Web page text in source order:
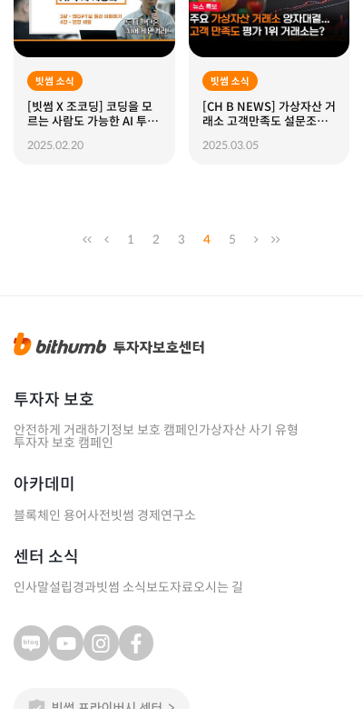
빗썸 소식
[빗썸 X 조코딩] 코딩을 모
르는 사람도 가능한 AI 투자
EP.2 챗GPT로 원래 이해하
2025.02.20
빗썸 소식
[CH B NEWS] 가상자산 거
래소 고객만족도 설문조사
2025.03.05
1 2 3 4 5
투자자 보호
안전하게 거래하기 정보 보호 캠페인가상자산 사기 유형
투자자 보호 캠페인
아카데미
블록체인 용어사전빗썸 경제연구소
센터 소식
인사말설립경과빗썸 소식보도자료오시는 길